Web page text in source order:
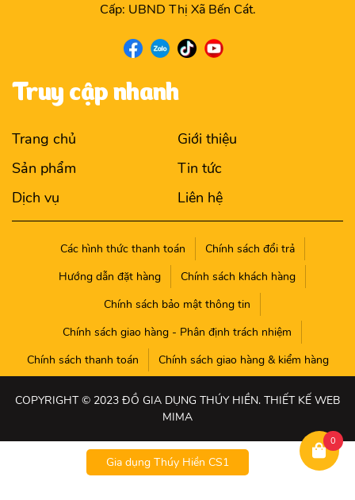
Cấp: UBND Thị Xã Bến Cát.
Truy cập nhanh
Trang chủ
Giới thiệu
Sản phẩm
Tin tức
Dịch vụ
Liên hệ
Các hình thức thanh toán
Chính sách đổi trả
Hướng dẫn đặt hàng
Chính sách khách hàng
Chính sách bảo mật thông tin
Chính sách giao hàng - Phân định trách nhiệm
Chính sách thanh toán
Chính sách giao hàng & kiểm hàng
COPYRIGHT © 2023 ĐỒ GIA DỤNG THÚY HIỀN. THIẾT KẾ WEB
MIMA
Gia dụng Thúy Hiền CS1
0